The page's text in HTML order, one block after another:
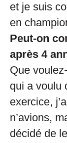
et je suis
en
Peut-on
après 4
Que
qui a voulu
exercice,
n’avions,
décidé de